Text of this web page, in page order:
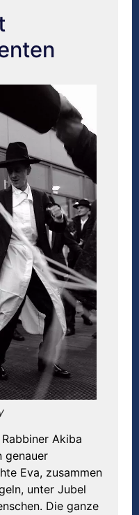
Akiba
genauer
Eva, zusammen
unter Jubel
Die ganze